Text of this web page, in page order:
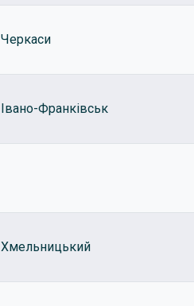
Черкаси
Івано-Франківськ
Хмельницький